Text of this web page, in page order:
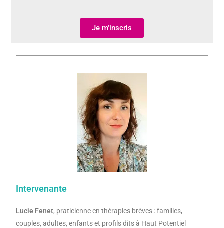
Je m'inscris
Intervenante
Lucie Fenet, praticienne en thérapies brèves : familles,
couples, adultes, enfants et profils dits à Haut Potentiel